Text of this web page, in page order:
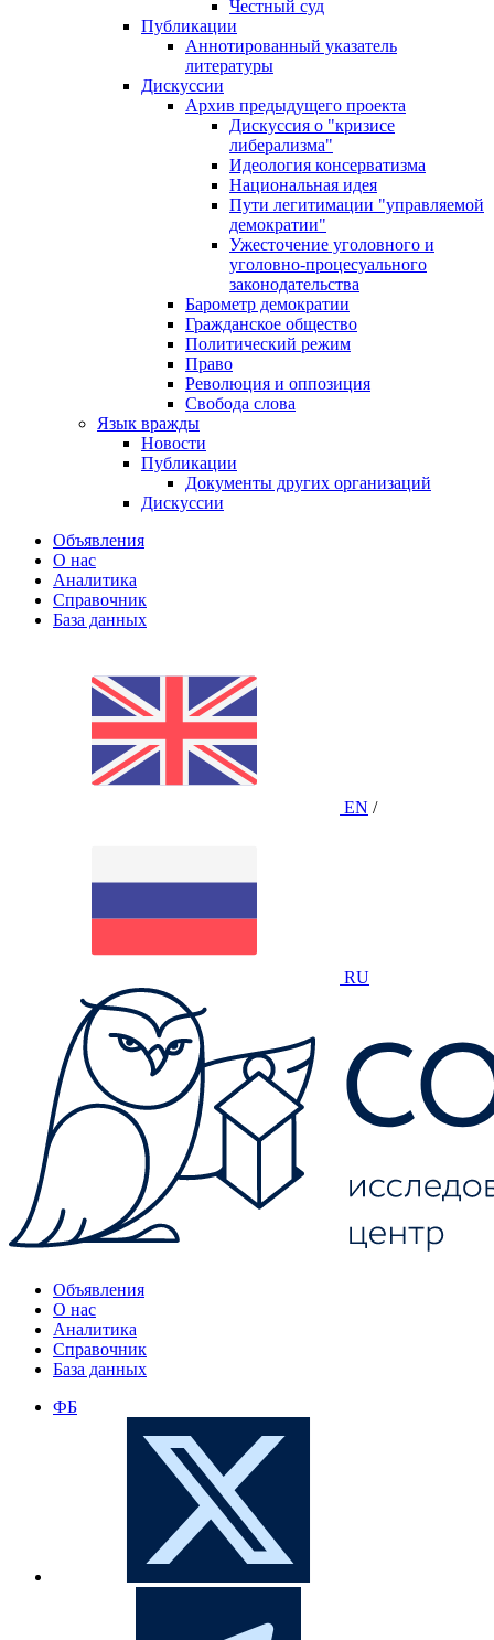
Честный суд
Публикации
Аннотированный указатель
литературы
Дискуссии
Архив предыдущего проекта
Дискуссия о "кризисе
либерализма"
Идеология консерватизма
Национальная идея
Пути легитимации "управляемой
демократии"
Ужесточение уголовного и
уголовно-процесуального
законодательства
Барометр демократии
Гражданское общество
Политический режим
Право
Революция и оппозиция
Свобода слова
Язык вражды
Новости
Публикации
Документы других организаций
Дискуссии
Объявления
О нас
Аналитика
Справочник
База данных
EN /
RU
Объявления
О нас
Аналитика
Справочник
База данных
ФБ